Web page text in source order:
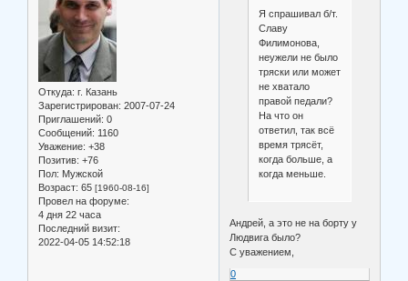
Откуда: г. Казань
Зарегистрирован: 2007-07-24
Приглашений: 0
Сообщений: 1160
Уважение: +38
Позитив: +76
Пол: Мужской
Возраст: 65 [1960-08-16]
Провел на форуме:
4 дня 22 часа
Последний визит:
2022-04-05 14:52:18
Я спрашивал б/т.
Славу
Филимонова,
неужели не было
тряски или может
не хватало
правой педали?
На что он
ответил, так всё
время трясёт,
когда больше, а
когда меньше.
Андрей, а это не на борту у
Людвига было?
С уважением,
0